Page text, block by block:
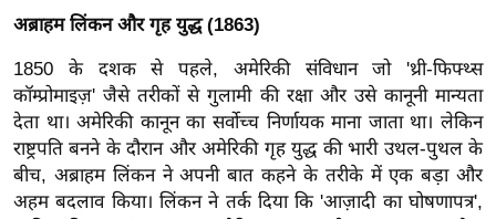
र्म
ल
व्र
त
त्यो
हा
अब्राहम लिंकन और गृह युद्ध (1863)
1850 के दशक से पहले, अमेरिकी संविधान जो 'थ्री-फिफ्थ्स
कॉम्प्रोमाइज़' जैसे तरीकों से गुलामी की रक्षा और उसे कानूनी मान्यता
देता था। अमेरिकी कानून का सर्वोच्च निर्णायक माना जाता था। लेकिन
राष्ट्रपति बनने के दौरान और अमेरिकी गृह युद्ध की भारी उथल-पुथल के
बीच, अब्राहम लिंकन ने अपनी बात कहने के तरीके में एक बड़ा और
अहम बदलाव किया। लिंकन ने तर्क दिया कि 'आज़ादी का घोषणापत्र',